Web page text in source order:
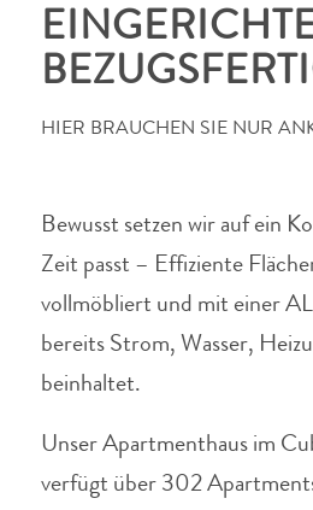
HIER BRAUCHEN SIE NUR
Bewusst setzen wir auf ein
Zeit passt – Effiziente
vollmöbliert und mit einer
bereits Strom, Wasser,
beinhaltet.
Unser Apartmenthaus im
verfügt über 302